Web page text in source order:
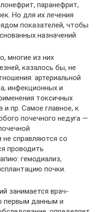
паранефрит,
Но для их лечения
показателей, чтобы
назначений.
многие из них
казалось бы, не
артериальной
инфекционных и
токсичных
пр. Самое главное, к
почечного недуга —
не справляются со
проводить
гемодиализ,
почки.
занимается врач-
первым данным и